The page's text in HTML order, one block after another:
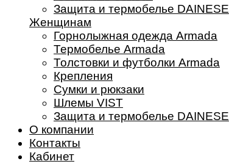
Защита и термобелье DAINESE
Женщинам
Горнолыжная одежда Armada
Термобелье Armada
Толстовки и футболки Armada
Крепления
Сумки и рюкзаки
Шлемы VIST
Защита и термобелье DAINESE
О компании
Контакты
Кабинет